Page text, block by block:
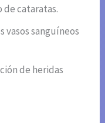
de cataratas.
vasos sanguíneos
de heridas